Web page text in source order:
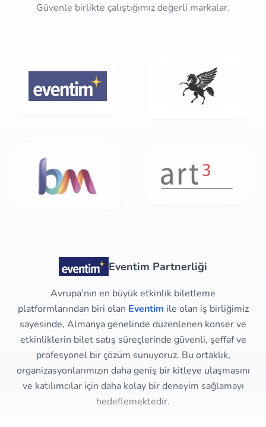
Güvenle birlikte çalıştığımız değerli markalar.
Eventim Partnerliği
Avrupa’nın en büyük etkinlik biletleme
platformlarından biri olan Eventim ile olan iş birliğimiz
sayesinde, Almanya genelinde düzenlenen konser ve
etkinliklerin bilet satış süreçlerinde güvenli, şeffaf ve
profesyonel bir çözüm sunuyoruz. Bu ortaklık,
organizasyonlarımızın daha geniş bir kitleye ulaşmasını
ve katılımcılar için daha kolay bir deneyim sağlamayı
hedeflemektedir.